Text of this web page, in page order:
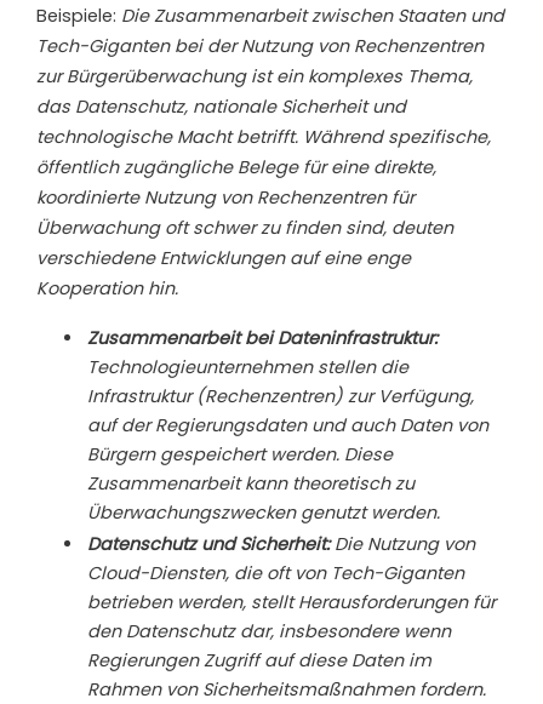
Beispiele: Die Zusammenarbeit zwischen Staaten und
Tech-Giganten bei der Nutzung von Rechenzentren
zur Bürgerüberwachung ist ein komplexes Thema,
das Datenschutz, nationale Sicherheit und
technologische Macht betrifft. Während spezifische,
öffentlich zugängliche Belege für eine direkte,
koordinierte Nutzung von Rechenzentren für
Überwachung oft schwer zu finden sind, deuten
verschiedene Entwicklungen auf eine enge
Kooperation hin.
Zusammenarbeit bei Dateninfrastruktur:
Technologieunternehmen stellen die
Infrastruktur (Rechenzentren) zur Verfügung,
auf der Regierungsdaten und auch Daten von
Bürgern gespeichert werden. Diese
Zusammenarbeit kann theoretisch zu
Überwachungszwecken genutzt werden.
Datenschutz und Sicherheit:Die Nutzung von
Cloud-Diensten, die oft von Tech-Giganten
betrieben werden, stellt Herausforderungen für
den Datenschutz dar, insbesondere wenn
Regierungen Zugriff auf diese Daten im
Rahmen von Sicherheitsmaßnahmen fordern.